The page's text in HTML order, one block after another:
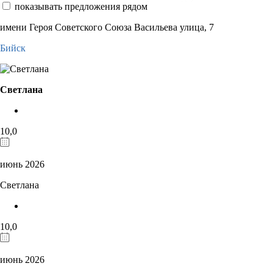
показывать предложения рядом
имени Героя Советского Союза Васильева улица, 7
Бийск
Светлана
10,0
июнь 2026
Светлана
10,0
июнь 2026